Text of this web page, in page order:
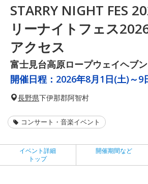
STARRY NIGHT FES
リーナイトフェス
アクセス
富士見台高原ロープウェイヘブ
開催日程： 2026年8月1日(土)～9
長野県下伊那郡阿智村
コンサート・音楽イベント
イベント詳細
トップ
開催期間など